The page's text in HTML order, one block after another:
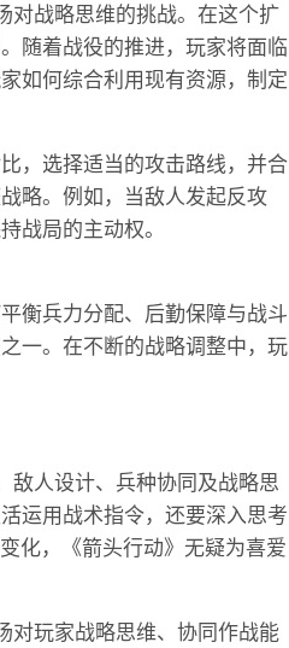
对战略思维的挑战。在这个扩
随着战役的推进，玩家将面临
如何综合利用现有资源，制定
，选择适当的攻击路线，并合
略。例如，当敌人发起反攻
战局的主动权。
衡兵力分配、后勤保障与战斗
一。在不断的战略调整中，玩
敌人设计、兵种协同及战略思
运用战术指令，还要深入思考
化，《箭头行动》无疑为喜爱
对玩家战略思维、协同作战能